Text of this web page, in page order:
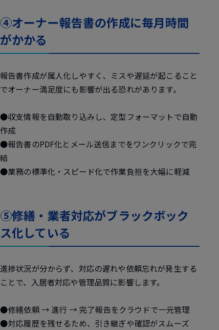
④オーナー報告書の作成に毎月時間
がかかる
報告書作成が属人化しやすく、ミスや遅延が起こること
でオーナー満足度にも影響が出る恐れがあります。
●収支情報を自動取り込みし、定型フォーマットで自動
作成
●報告書のPDF化とメール送信までをワンクリックで完
結
●業務の標準化・スピード化で作業負担を大幅に軽減
⑤修繕・業者対応がブラックボック
ス化している
進捗状況が分からず、対応の遅れや依頼忘れが発生する
ことで、入居者対応や管理品質に影響します。
●修繕依頼 → 進行 → 完了報告をクラウドで一元管理
●対応履歴を残せるため、引き継ぎや確認がスムーズ